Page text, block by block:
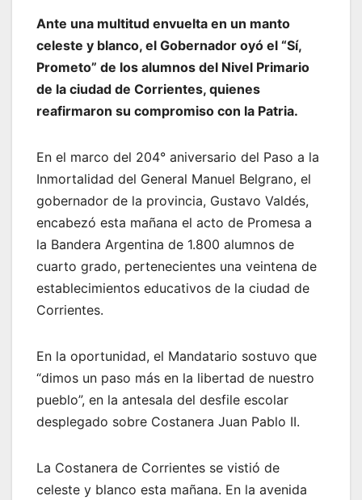
Ante una multitud envuelta en un manto
celeste y blanco, el Gobernador oyó el “Sí,
Prometo” de los alumnos del Nivel Primario
de la ciudad de Corrientes, quienes
reafirmaron su compromiso con la Patria.
En el marco del 204° aniversario del Paso a la
Inmortalidad del General Manuel Belgrano, el
gobernador de la provincia, Gustavo Valdés,
encabezó esta mañana el acto de Promesa a
la Bandera Argentina de 1.800 alumnos de
cuarto grado, pertenecientes una veintena de
establecimientos educativos de la ciudad de
Corrientes.
En la oportunidad, el Mandatario sostuvo que
“dimos un paso más en la libertad de nuestro
pueblo”, en la antesala del desfile escolar
desplegado sobre Costanera Juan Pablo II.
La Costanera de Corrientes se vistió de
celeste y blanco esta mañana. En la avenida